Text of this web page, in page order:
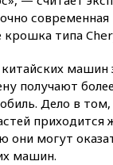
крошка типа
машин
получают
Дело в том,
приходится
они могут
машин.